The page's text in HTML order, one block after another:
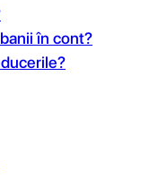
în cont?